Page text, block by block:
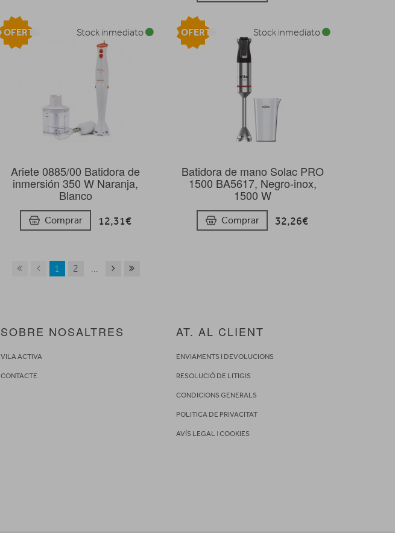
Ariete 0885/00 Batidora de
inmersión 350 W Naranja,
Blanco
Comprar 12,31€
Stock inmediato
OFERTA
Batidora de mano Solac PRO
1500 BA5617, Negro-inox,
1500 W
Comprar 32,26€
Stock inmediato
OFERTA
1 2 ...
SOBRE NOSALTRES
VILA ACTIVA
CONTACTE
AT. AL CLIENT
ENVIAMENTS I DEVOLUCIONS
RESOLUCIÓ DE LITIGIS
CONDICIONS GENERALS
POLITICA DE PRIVACITAT
AVÍS LEGALI COOKIES